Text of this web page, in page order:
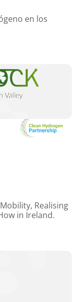
en los
Realising
in Ireland.